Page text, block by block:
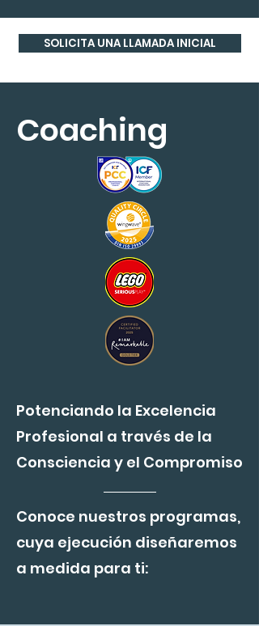
SOLICITA UNA LLAMADA INICIAL
Coaching
Potenciando la Excelencia
Profesional a través de la
Consciencia y el Compromiso
Conoce nuestros programas,
cuya ejecución diseñaremos
a medida para ti: